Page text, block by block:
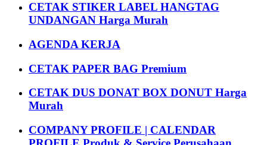
CETAK STIKER LABEL HANGTAG
UNDANGAN Harga Murah
AGENDA KERJA
CETAK PAPER BAG Premium
CETAK DUS DONAT BOX DONUT Harga
Murah
COMPANY PROFILE | CALENDAR